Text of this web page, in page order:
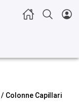
/ Colonne Capillari